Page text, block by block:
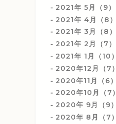
2021年 5月（9）
2021年 4月（8）
2021年 3月（8）
2021年 2月（7）
2021年 1月（10）
2020年12月（7）
2020年11月（6）
2020年10月（7）
2020年 9月（9）
2020年 8月（7）